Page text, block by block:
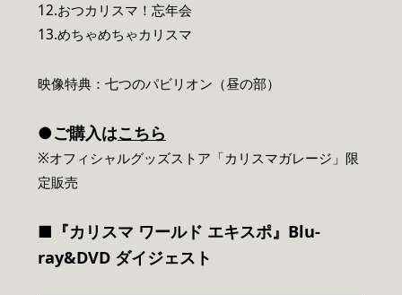
12.おつカリスマ！忘年会
13.めちゃめちゃカリスマ
映像特典：七つのパビリオン（昼の部）
●ご購入はこちら
※オフィシャルグッズストア「カリスマガレージ」限
定販売
■『カリスマ ワールド エキスポ』Blu-
ray&DVD ダイジェスト